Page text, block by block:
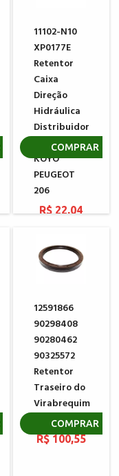
11102-N10
XP0177E
Retentor
Caixa
Direção
Hidráulica
Distribuidor
Inferior
KOYO
PEUGEOT
206
R$ 22,04
COMPRAR
12591866
90298408
90280462
90325572
Retentor
Traseiro do
Virabrequim
R$ 100,55
COMPRAR